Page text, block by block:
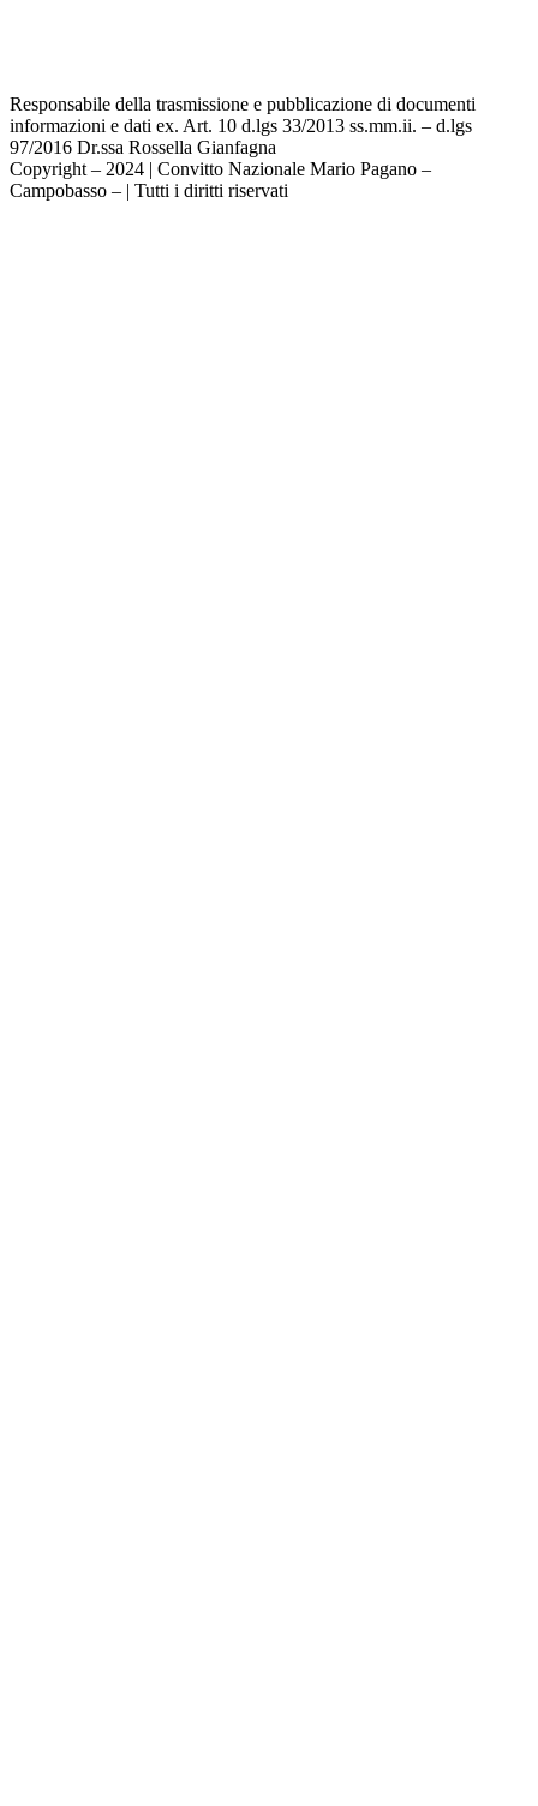
Responsabile della trasmissione e pubblicazione di documenti
informazioni e dati ex. Art. 10 d.lgs 33/2013 ss.mm.ii. – d.lgs
97/2016 Dr.ssa Rossella Gianfagna
Copyright – 2024 | Convitto Nazionale Mario Pagano –
Campobasso – | Tutti i diritti riservati